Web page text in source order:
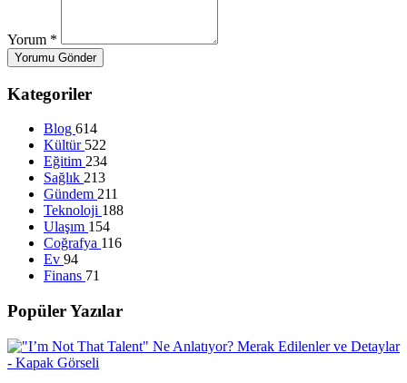
Yorum *
Yorumu Gönder
Kategoriler
Blog 614
Kültür 522
Eğitim 234
Sağlık 213
Gündem 211
Teknoloji 188
Ulaşım 154
Coğrafya 116
Ev 94
Finans 71
Popüler Yazılar